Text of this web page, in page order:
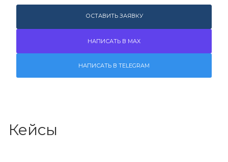
ОСТАВИТЬ ЗАЯВКУ
НАПИСАТЬ В MAX
НАПИСАТЬ В TELEGRAM
Кейсы